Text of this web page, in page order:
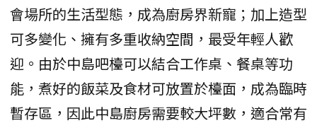
會場所的生活型態，成為廚房界新寵；加上造型
可多變化、擁有多重收納空間，最受年輕人歡
迎。由於中島吧檯可以結合工作桌、餐桌等功
能，煮好的飯菜及食材可放置於檯面，成為臨時
暫存區，因此中島廚房需要較大坪數，適合常有